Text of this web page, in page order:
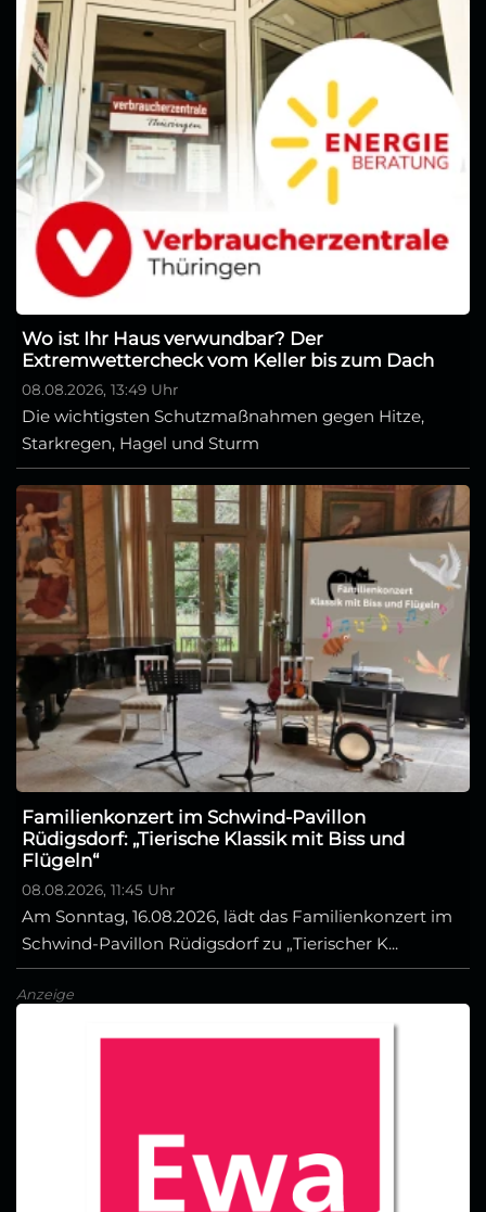
Wo ist Ihr Haus verwundbar? Der
Extremwettercheck vom Keller bis zum Dach
08.08.2026, 13:49 Uhr
Die wichtigsten Schutzmaßnahmen gegen Hitze,
Starkregen, Hagel und Sturm
Familienkonzert im Schwind-Pavillon
Rüdigsdorf: „Tierische Klassik mit Biss und
Flügeln“
08.08.2026, 11:45 Uhr
Am Sonntag, 16.08.2026, lädt das Familienkonzert im
Schwind-Pavillon Rüdigsdorf zu „Tierischer K...
Anzeige